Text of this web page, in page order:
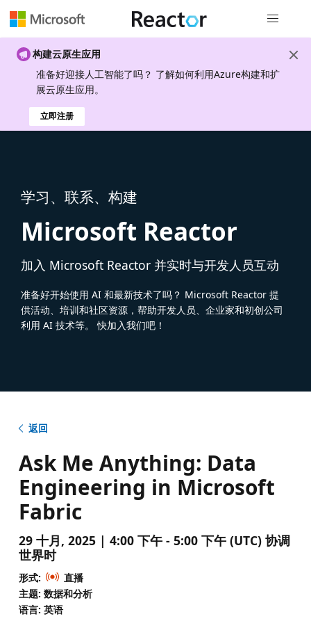
构建云原生应用
准备好迎接人工智能了吗？ 了解如何利用Azure构建和扩
展云原生应用。
立即注册
学习、联系、构建
Microsoft Reactor
加入 Microsoft Reactor 并实时与开发人员互动
准备好开始使用 AI 和最新技术了吗？ Microsoft Reactor 提
供活动、培训和社区资源，帮助开发人员、企业家和初创公司
利用 AI 技术等。 快加入我们吧！
返回
Ask Me Anything: Data
Engineering in Microsoft
Fabric
29 十月, 2025 | 4:00 下午 - 5:00 下午 (UTC) 协调
世界时
形式:
直播
主题: 数据和分析
语言: 英语